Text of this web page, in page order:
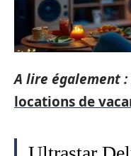
A lire également :
locations de